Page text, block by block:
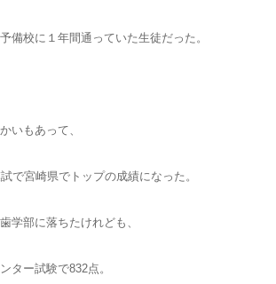
備校に１年間通っていた生徒だった。
いもあって、
で宮崎県でトップの成績になった。
学部に落ちたけれども、
ター試験で832点。